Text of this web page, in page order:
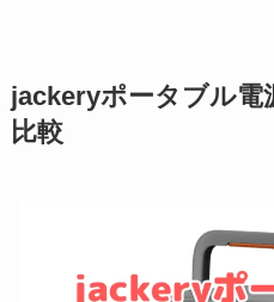
jackeryポータブル電
比較